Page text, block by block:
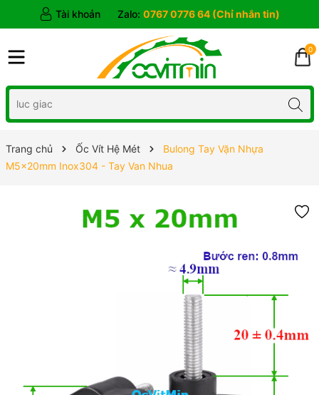
Tài khoản Zalo: 0767 0776 64 (Chỉ nhắn tin)
0
Trang chủ Ốc Vít Hệ Mét
Bulong Tay Vặn Nhựa
M5x20mm Inox304 - Tay Van Nhua